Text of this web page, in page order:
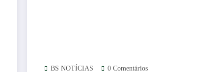
BS NOTÍCIAS 0 Comentários